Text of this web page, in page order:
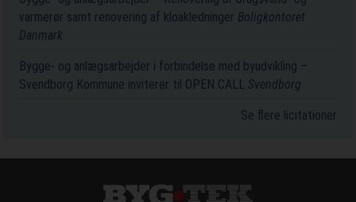
varmerør samt renovering af kloakledninger Boligkontoret
Danmark
Bygge- og anlægsarbejder i forbindelse med byudvikling –
Svendborg Kommune inviterer til OPEN CALL Svendborg
Se flere licitationer